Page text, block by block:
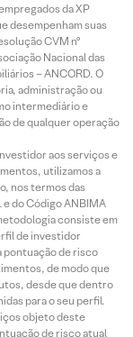
da XP
desempenham suas
CVM nº
Nacional das
– ANCORD. O
administração ou
intermediário e
de qualquer operação
aos serviços e
utilizamos a
nos termos das
do Código ANBIMA
consiste em
de investidor
pontuação de risco
de modo que
desde que dentro
para o seu perfil.
objeto deste
de risco atual